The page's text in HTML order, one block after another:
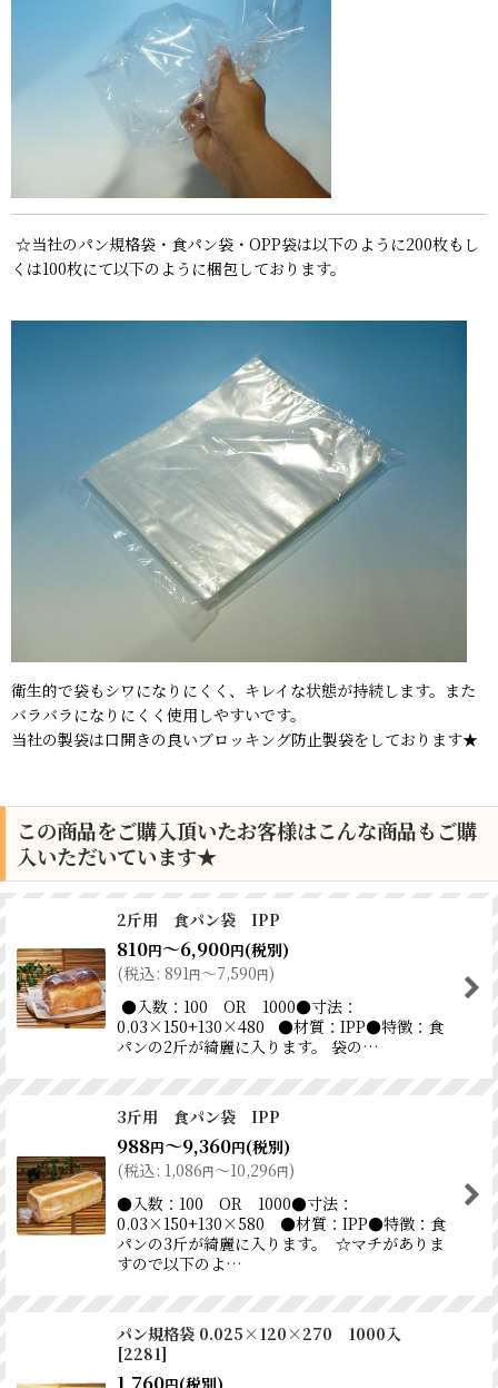
☆当社のパン規格袋・食パン袋・OPP袋は以下のように200枚もし
くは100枚にて以下のように梱包しております。
衛生的で袋もシワになりにくく、キレイな状態が持続します。また
バラバラになりにくく使用しやすいです。
当社の製袋は口開きの良いブロッキング防止製袋をしております★
この商品をご購入頂いたお客様はこんな商品もご購
入いただいています★
2斤用 食パン袋 IPP
810円～6,900円(税別)
(税込: 891円～7,590円)
●入数：100 OR 1000●寸法：
0.03×150+130×480 ●材質：IPP●特徴：食
パンの2斤が綺麗に入ります。 袋の…
3斤用 食パン袋 IPP
988円～9,360円(税別)
(税込: 1,086円～10,296円)
●入数：100 OR 1000●寸法：
0.03×150+130×580 ●材質：IPP●特徴：食
パンの3斤が綺麗に入ります。 ☆マチがありま
すので以下のよ…
パン規格袋 0.025×120×270 1000入
[2281]